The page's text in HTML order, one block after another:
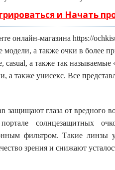
и Начать
онлайн-магазина https://
модели, а также очки в более
casual, а также так
а также унисекс. Все
защищают глаза от вредного
солнцезащитных
фильтром. Такие линзы
зрения и снижают